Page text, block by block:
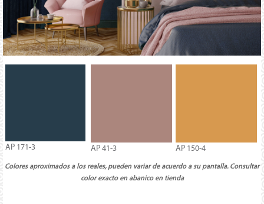
AP 171-3 AP 41-3 AP 150-4
Colores aproximados a los reales, pueden variar de acuerdo a su pantalla. Consultar
color exacto en abanico en tienda